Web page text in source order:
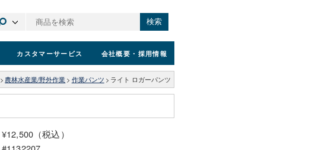
検索
カスタマーサービス 会社概要 ・採用情報
> 農林水産業/野外作業 > 作業パンツ > ライト ロガーパンツ
¥12,500（税込）